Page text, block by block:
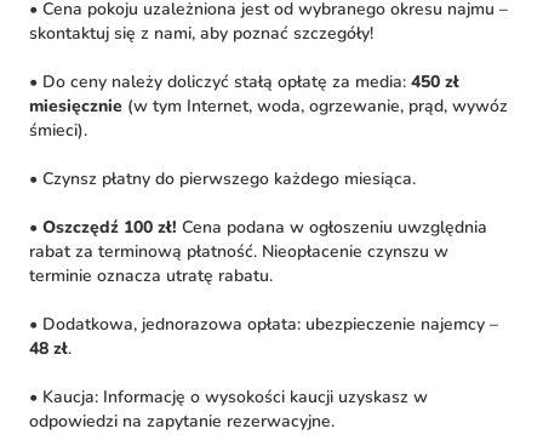
• Cena pokoju uzależniona jest od wybranego okresu najmu –
skontaktuj się z nami, aby poznać szczegóły!
• Do ceny należy doliczyć stałą opłatę za media: 450 zł
miesięcznie (w tym Internet, woda, ogrzewanie, prąd, wywóz
śmieci).
• Czynsz płatny do pierwszego każdego miesiąca.
• Oszczędź 100 zł! Cena podana w ogłoszeniu uwzględnia
rabat za terminową płatność. Nieopłacenie czynszu w
terminie oznacza utratę rabatu.
• Dodatkowa, jednorazowa opłata: ubezpieczenie najemcy –
48 zł.
• Kaucja: Informację o wysokości kaucji uzyskasz w
odpowiedzi na zapytanie rezerwacyjne.